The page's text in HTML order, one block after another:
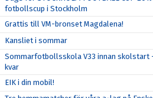
fotbollscup i Stockholm
Grattis till VM-bronset Magdalena!
Kansliet i sommar
Sommarfotbollsskola V33 innan skolstart
kvar
EIK i din mobil!